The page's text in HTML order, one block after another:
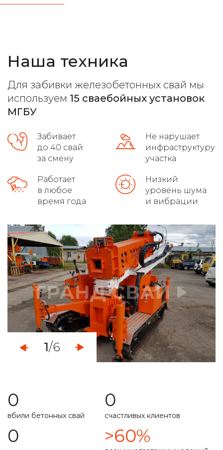
все виды фундамента лучшие марки бетона
расчет максимальной нагрузки
высокое качество на сложных грунтах
распушовка свай для монолитных плит
соблюдение требований гост
осуществляет доставку
определяем уровень грунтовых вод
монтаж свайно-винтового фундамента
демонтаж свайных фундаментов
установка винтовых свайных опор
услуги по ремонту фундамента
укрепление ленточного фундамента
работа с любыми типами грунта
свой парк строительной техникой
специальная техника подготовим свайное поле
долговечность фундамента прописана в договоре
1/6
Наша техника
Для забивки железобетонных свай мы
используем 15 сваебойных установок
МГБУ
Забивает
до 40 свай
за смену
Не нарушает
инфраструктуру
участка
Работает
в любое
время года
Низкий
уровень шума
и вибрации
0
вбили бетонных свай
0
счастливых клиентов
0 >60%